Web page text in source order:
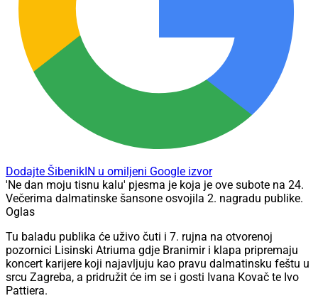
Dodajte ŠibenikIN u omiljeni Google izvor
'Ne dan moju tisnu kalu' pjesma je koja je ove subote na 24.
Večerima dalmatinske šansone osvojila 2. nagradu publike.
Oglas
Tu baladu publika će uživo čuti i 7. rujna na otvorenoj
pozornici Lisinski Atriuma gdje Branimir i klapa pripremaju
koncert karijere koji najavljuju kao pravu dalmatinsku feštu u
srcu Zagreba, a pridružit će im se i gosti Ivana Kovač te Ivo
Pattiera.